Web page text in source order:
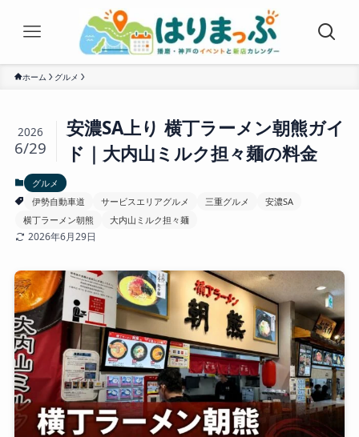
ホーム グルメ
安濃SA上り 横丁ラーメン朝熊ガイ
ド｜大内山ミルク担々麺の料金
2026
6/29
グルメ
伊勢自動車道
サービスエリアグルメ 三重グルメ
安濃SA
横丁ラーメン朝熊
大内山ミルク担々麺
2026年6月29日